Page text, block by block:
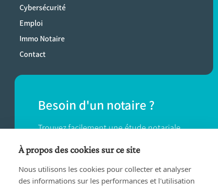
Cybersécurité
Emploi
Immo Notaire
Contact
Besoin d'un notaire ?
Trouvez facilement une étude notariale
près de chez vous.
TROUVER UN NOTAIRE
À propos des cookies sur ce site
Nous utilisons les cookies pour collecter et analyser
des informations sur les performances et l'utilisation